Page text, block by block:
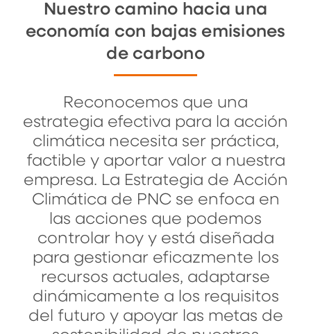
Nuestro camino hacia una
economía con bajas emisiones
de carbono
Reconocemos que una
estrategia efectiva para la acción
climática necesita ser práctica,
factible y aportar valor a nuestra
empresa. La Estrategia de Acción
Climática de PNC se enfoca en
las acciones que podemos
controlar hoy y está diseñada
para gestionar eficazmente los
recursos actuales, adaptarse
dinámicamente a los requisitos
del futuro y apoyar las metas de